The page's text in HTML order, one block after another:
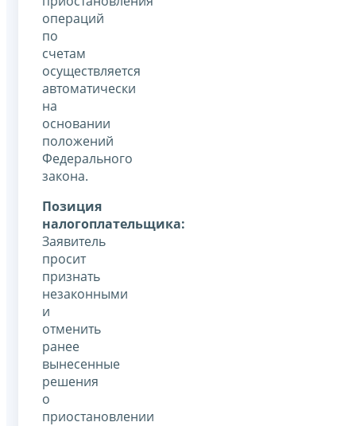
операций
по
счетам
осуществляется
автоматически
на
основании
положений
Федерального
закона.
Позиция
налогоплательщика:
Заявитель
просит
признать
незаконными
и
отменить
ранее
вынесенные
решения
о
приостановлении